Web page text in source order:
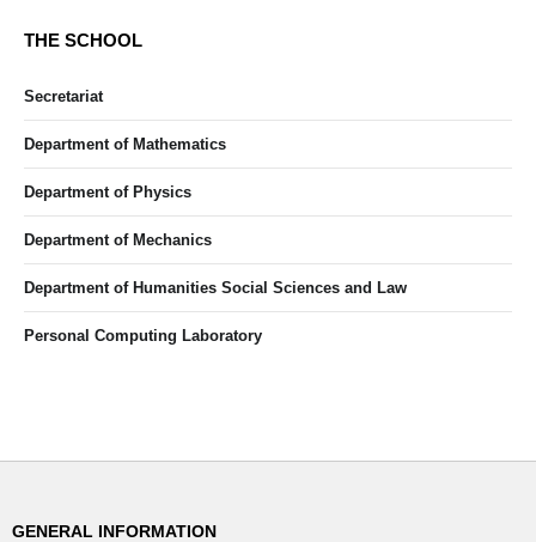
THE SCHOOL
Secretariat
Department of Mathematics
Department of Physics
Department of Mechanics
Department of Humanities Social Sciences and Law
Personal Computing Laboratory
GENERAL INFORMATION